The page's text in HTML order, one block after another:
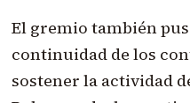
El gremio también
continuidad de los
sostener la actividad